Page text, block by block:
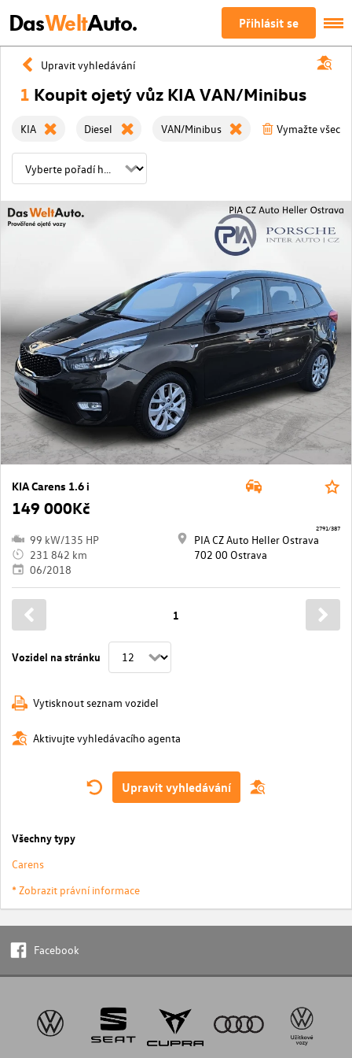
DasWeltAuto. Přihlásit se
Upravit vyhledávání
1 Koupit ojetý vůz KIA VAN/Minibus
KIA Diesel VAN/Minibus Vymažte
KIA Carens 1.6 i
149 000Kč
99 kW/135 HP
231 842 km
06/2018
PIA CZ Auto Heller Ostrava
702 00 Ostrava
2791/387
Vozidel na stránku
1
Vytisknout seznam vozidel
Aktivujte vyhledávacího agenta
Upravit vyhledávání
Všechny typy
Carens
* Zobrazit právní informace
Facebook